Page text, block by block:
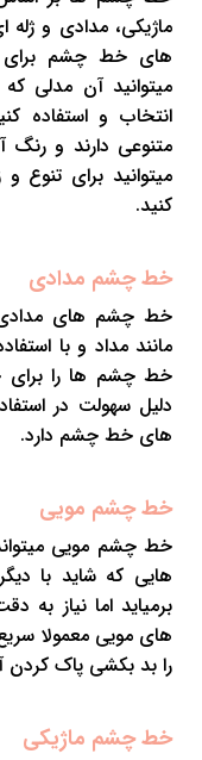
ماژیکی، مدادی و
های خط چشم
میتوانید آن مدلی که
انتخاب و
متنوعی دارند و
میتوانید برای
کنید.
خط چشم مدادی
خط چشم های مدادی
مانند مداد و با
خط چشم ها را
دلیل سهولت در
های خط چشم دارد.
خط چشم مویی
خط چشم مویی
هایی که شاید با
برمیاید اما نیاز به
های مویی معمولا
را بد بکشی پاک
خط چشم ماژیکی